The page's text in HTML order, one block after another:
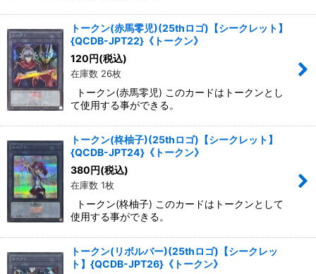
トークン(赤馬零児)(25thロゴ)【シークレット】
{QCDB-JPT22}《トークン》
120円(税込)
在庫数 26枚
トークン(赤馬零児) このカードはトークンとし
て使用する事ができる。
トークン(柊柚子)(25thロゴ)【シークレット】
{QCDB-JPT24}《トークン》
380円(税込)
在庫数 1枚
トークン(柊柚子) このカードはトークンとして
使用する事ができる。
トークン(リボルバー)(25thロゴ)【シークレッ
ト】{QCDB-JPT26}《トークン》